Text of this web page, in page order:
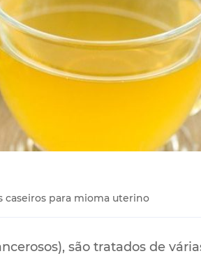
caseiros para mioma uterino
são tratados de